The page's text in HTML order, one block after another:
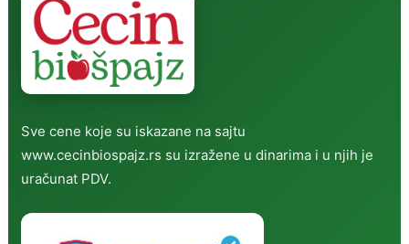
Sve cene koje su iskazane na sajtu
www.cecinbiospajz.rs su izražene u dinarima i u njih je
uračunat PDV.